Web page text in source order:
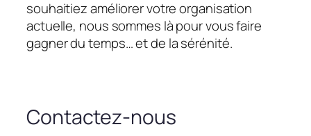
souhaitiez améliorer votre organisation
actuelle, nous sommes là pour vous faire
gagner du temps… et de la sérénité.
Contactez-nous